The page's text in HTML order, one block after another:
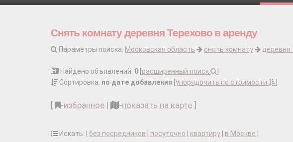
Снять комнату деревня Терехово в аренду
Параметры поиска: Московская область снять комнату деревня
Найдено объявлений: 0 расширенный поиск
Сортировка: по дате добавления упорядочить по стоимости
-избранное | -показать на карте
Искать: | без посредников посуточно квартиру в Москве